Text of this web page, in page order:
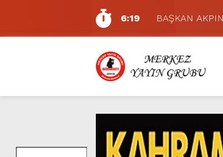
6:19
BAŞKAN
6:17
Dulkadiroğlu
11:14
Pazarcık’ta
11:10
Büyükşehir,
5:17
Uluslararası
5:15
Büyükşehir,
6:54
Büyükşehir,
6:53
Büyükşehir’den